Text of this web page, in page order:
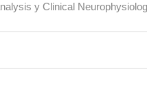
y Clinical